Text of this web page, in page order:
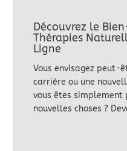
Découvrez le
Thérapies
Ligne
Vous envisagez peut-
carrière ou une
vous êtes
nouvelles choses ?